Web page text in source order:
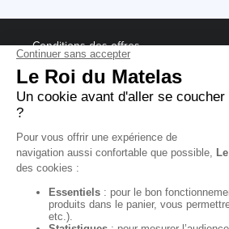
Conditions des offres
Black Friday
Destockage
Soldes
Conditions Générales de vente magasin
Conditions Générales de vente internet
Mentions Légales
Données personnelles
Codes promo Le Roi du Matelas